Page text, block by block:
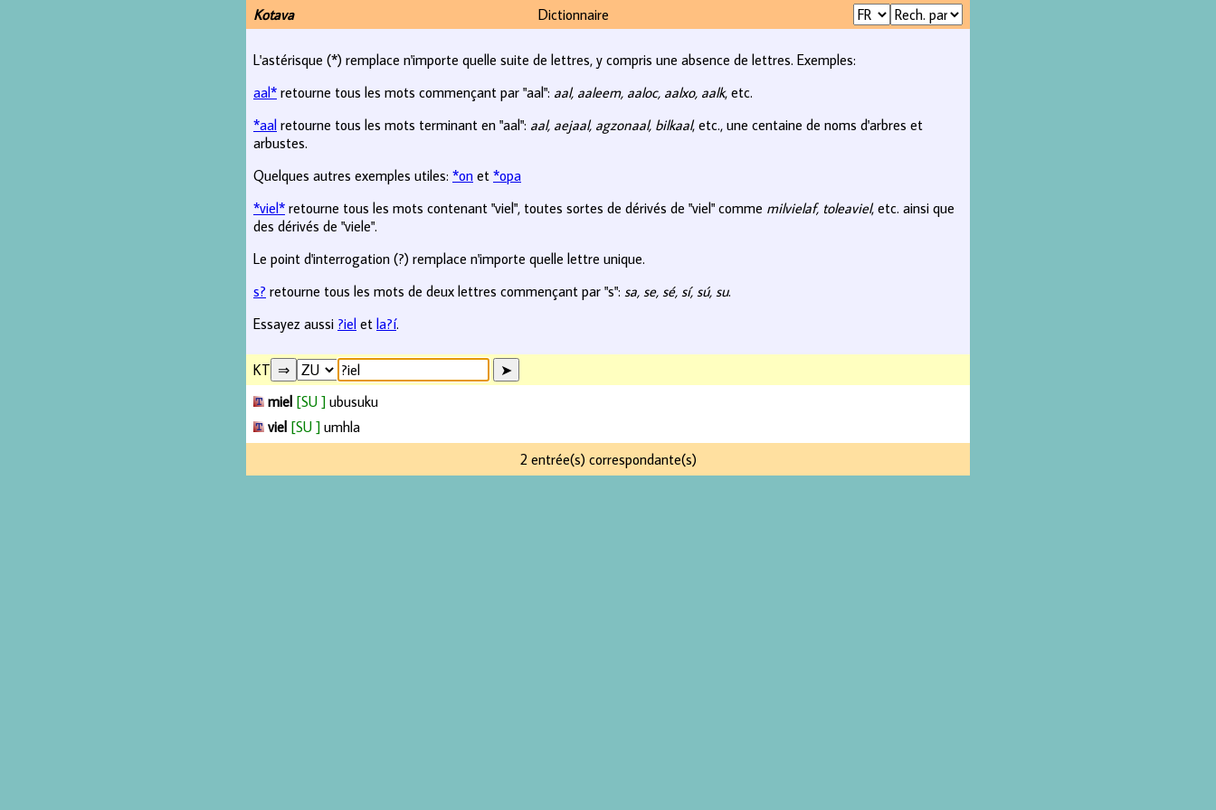
Kotava Dictionnaire
L'astérisque (*) remplace n'importe quelle suite de lettres, y compris une absence de lettres. Exemples:
aal* retourne tous les mots commençant par "aal": aal, aaleem, aaloc, aalxo, aalk, etc.
*aal retourne tous les mots terminant en "aal": aal, aejaal, agzonaal, bilkaal, etc., une centaine de noms d'arbres et
arbustes.
Quelques autres exemples utiles: *on et *opa
*viel* retourne tous les mots contenant "viel", toutes sortes de dérivés de "viel" comme milvielaf, toleaviel, etc. ainsi que
des dérivés de "viele".
Le point d'interrogation (?) remplace n'importe quelle lettre unique.
s? retourne tous les mots de deux lettres commençant par "s": sa, se, sé, sí, sú, su.
Essayez aussi ?iel et la?í.
KT
miel [SU ] ubusuku
viel [SU ] umhla
2 entrée(s) correspondante(s)